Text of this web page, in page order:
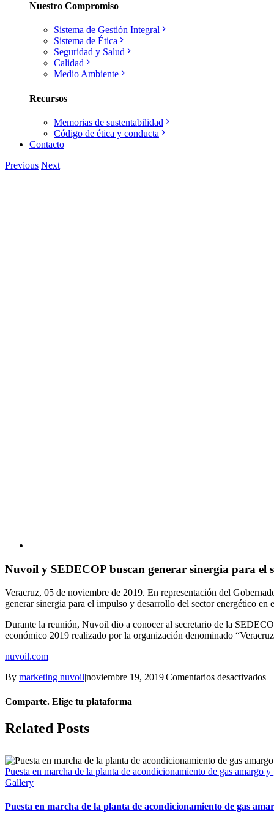
Nuestro Compromiso
Sistema de Gestión Integral
Sistema de Ética
Seguridad y Salud
Calidad
Medio Ambiente
Recursos
Memorias de sustentabilidad
Código de ética y conducta
Contacto
Previous Next
Nuvoil y SEDECOP buscan generar sinergia para el
Veracruz, 05 de noviembre de 2019. En representación del
generar sinergia para el impulso y desarrollo del sector energético en
Durante la reunión, Nuvoil dio a conocer al secretario de la
económico 2019 realizado por la organización denominado
nuvoil.com
By marketing nuvoil|noviembre 19, 2019|Comentarios desactivadosen
el
Comparte. Elige tu plataforma
Facebook
X
LinkedIn
Related Posts
Puesta en marcha de la planta de acondicionamiento de gas amargo
Gallery
Puesta en marcha de la planta de acondicionamiento de gas